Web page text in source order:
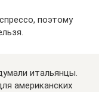
поэтому
итальянцы.
американских